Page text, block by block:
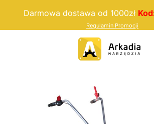
Darmowa dostawa od 1000zł
Regulamin Promocji